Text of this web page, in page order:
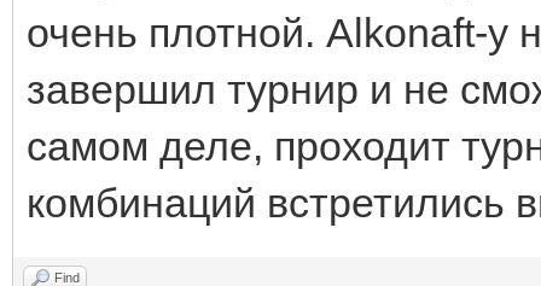
очень плотной. Alkonaft-у
завершил турнир и не
самом деле, проходит
комбинаций встретились
Find